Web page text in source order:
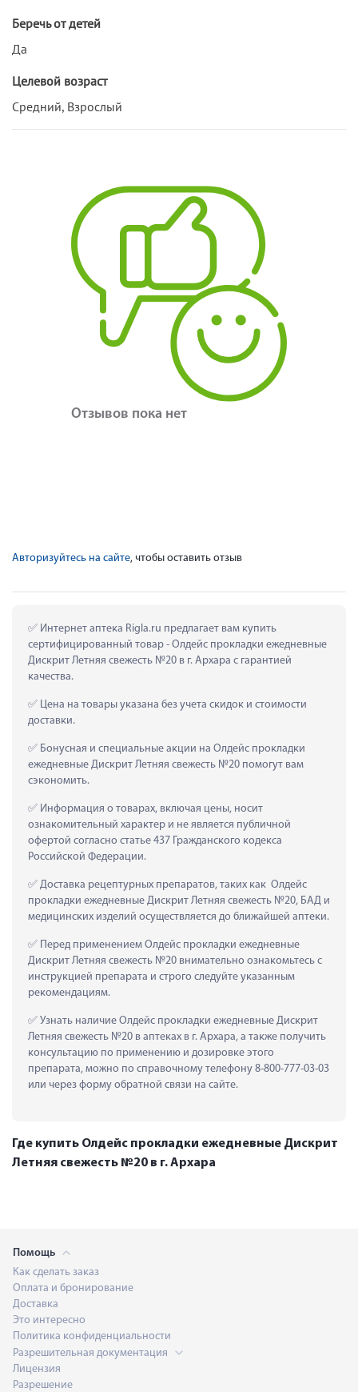
Беречь от детей
Да
Целевой возраст
Средний, Взрослый
Отзывов пока нет
Авторизуйтесь на сайте, чтобы оставить отзыв
Интернет аптека Rigla.ru предлагает вам купить
сертифицированный товар - Олдейс прокладки ежедневные
Дискрит Летняя свежесть №20 в г. Архара с гарантией
качества.
Цена на товары указана без учета скидок и стоимости
доставки.
Бонусная и специальные акции на Олдейс прокладки
ежедневные Дискрит Летняя свежесть №20 помогут вам
сэкономить.
Информация о товарах, включая цены, носит
ознакомительный характер и не является публичной
офертой согласно статье 437 Гражданского кодекса
Российской Федерации.
Доставка рецептурных препаратов, таких как  Олдейс
прокладки ежедневные Дискрит Летняя свежесть №20, БАД и
медицинских изделий осуществляется до ближайшей аптеки.
Перед применением Олдейс прокладки ежедневные
Дискрит Летняя свежесть №20 внимательно ознакомьтесь с
инструкцией препарата и строго следуйте указанным
рекомендациям.
Узнать наличие Олдейс прокладки ежедневные Дискрит
Летняя свежесть №20 в аптеках в г. Архара, а также получить
консультацию по применению и дозировке этого
препарата, можно по справочному телефону 8-800-777-03-03
или через форму обратной связи на сайте.
Где купить Олдейс прокладки ежедневные Дискрит
Летняя свежесть №20 в г. Архара
Помощь
Как сделать заказ
Оплата и бронирование
Доставка
Это интересно
Политика конфиденциальности
Разрешительная документация
Лицензия
Разрешение